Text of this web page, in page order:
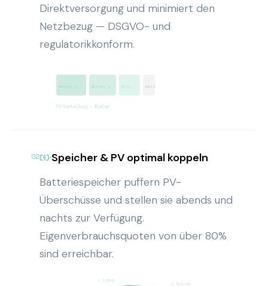
Direktversorgung und minimiert den
Netzbezug — DSGVO- und
regulatorikkonform.
Mieter A Mieter B Allg. Netz
PV-Verteilung → Mieter
02
Speicher & PV optimal koppeln
Batteriespeicher puffern PV-
Überschüsse und stellen sie abends und
nachts zur Verfügung.
Eigenverbrauchsquoten von über 80%
sind erreichbar.
☀ Laden
🌙 Nutzen